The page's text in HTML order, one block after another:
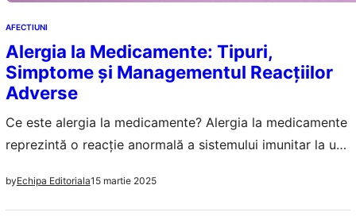
AFECTIUNI
Alergia la Medicamente: Tipuri,
Simptome și Managementul Reacțiilor
Adverse
Ce este alergia la medicamente? Alergia la medicamente
reprezintă o reacție anormală a sistemului imunitar la un
obișnuite, care sunt previsibile și legate de acțiunea
farmacologică a medicamentului, reacțiile alergice sunt
byEchipa Editoriala15 martie 2025